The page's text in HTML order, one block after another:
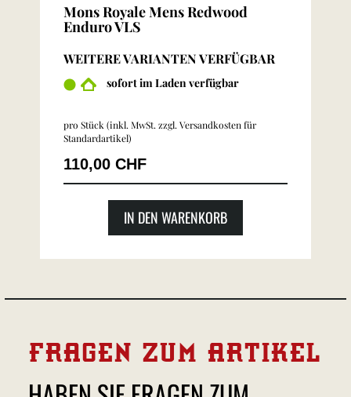
Mons Royale Mens Redwood
Enduro VLS
WEITERE VARIANTEN VERFÜGBAR
sofort im Laden verfügbar
pro Stück (inkl. MwSt. zzgl. Versandkosten für
Standardartikel)
110,00 CHF
IN DEN WARENKORB
FRAGEN ZUM ARTIKEL